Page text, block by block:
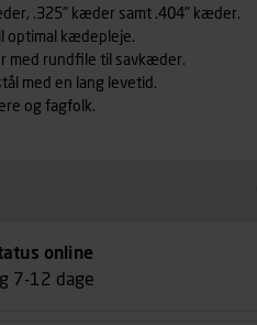
.325" kæder samt .404" kæder.
optimal kædepleje.
med rundfile til savkæder.
med en lang levetid.
og fagfolk.
online
7-12 dage